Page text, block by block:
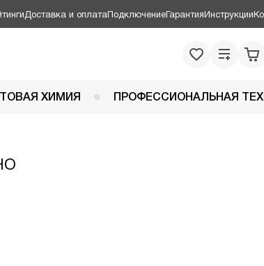
Доставка и оплатаПодключениеГарантияИнструкции
ХИМИЯ ПРОФЕССИОНАЛЬНАЯ